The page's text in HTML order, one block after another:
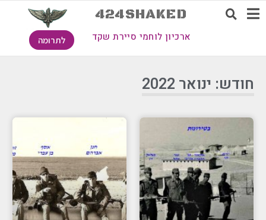
424SHAKED
ארכיון לוחמי סיירת שקד לתרומה
חודש: ינואר 2022